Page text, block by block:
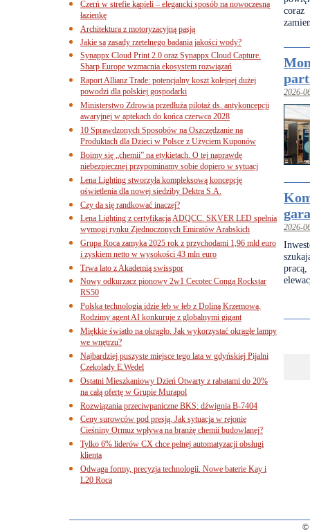
coraz
2026-
2026-
Czerń w strefie kąpieli – elegancki sposób na nowoczesną
łazienkę
Architektura z motoryzacyjną pasją
Jakie są zasady rzetelnego badania jakości wody?
Synappx Cloud Print 2.0 oraz Synappx Cloud Capture.
Sharp Europe wzmacnia ekosystem rozwiązań
Raport Allianz Trade: potencjalny koszt kolejnej dużej
powodzi dla polskiej gospodarki
Ministerstwo Zdrowia przedłuża pilotaż ds. antykoncepcji
awaryjnej w aptekach do końca czerwca 2028
10 Sprawdzonych Sposobów na Oszczędzanie na
Produktach dla Dzieci w Polsce z Użyciem Kuponów
Boimy się „chemii” na etykietach. O tej naprawdę
niebezpiecznej przypominamy sobie dopiero w sytuacj
Lena Lighting stworzyła kompleksową koncepcję
oświetlenia dla nowej siedziby Dektra S.A.
Czy da się randkować inaczej?
Lena Lighting z certyfikacją ADQCC. SKVER LED spełnia
wymogi rynku Zjednoczonych Emiratów Arabskich
Grupa Roca zamyka 2025 rok z przychodami 1,96 mld euro
i zyskiem netto w wysokości 43 mln euro
Trwa lato z Akademią swisspor
Nowy odkurzacz pionowy 2w1 Cecotec Conga Rockstar
RS50
Polska technologia idzie łeb w łeb z Doliną Krzemową.
Rodzimy agent AI konkuruje z globalnymi gigant
Miękkie światło na okrągło. Jak wykorzystać okrągłe lampy
we wnętrzu?
Najbardziej puszyste miejsce tego lata w gdyńskiej Pijalni
Czekolady E.Wedel
Ostatni Mieszkaniowy Dzień Otwarty z rabatami do 20%
na całą ofertę w Grupie Murapol
Rozwiązania przeciwpaniczne BKS: dźwignia B-7404
Ceny surowców pod presją. Jak sytuacja w rejonie
Cieśniny Ormuz wpływa na branżę chemii budowlanej?
Tylko 6% liderów CX chce pełnej automatyzacji obsługi
klienta
Odwaga formy, precyzja technologii. Nowe baterie Kay i
L20 Roca
©